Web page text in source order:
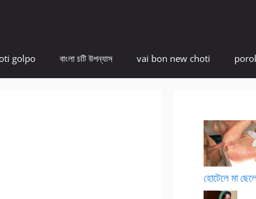
golpo বাংলা চটি উপন্যাস vai bon new choti
হোটেলে মা